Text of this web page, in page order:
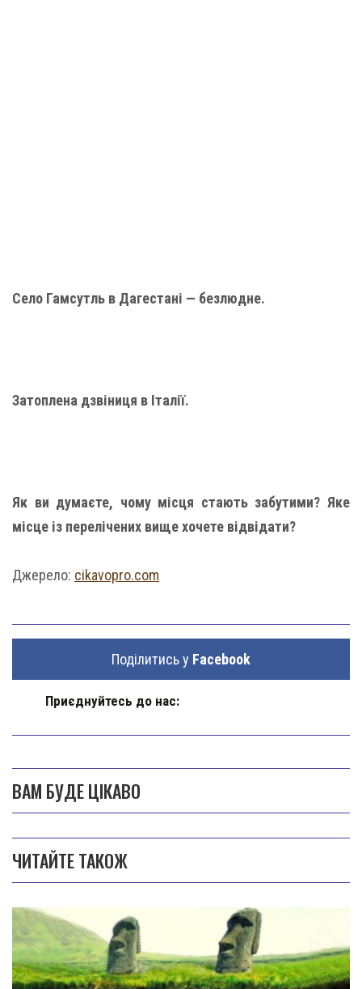
Село Гамсутль в Дагестані — безлюдне.
Затоплена дзвіниця в Італії.
Як ви думаєте, чому місця стають забутими? Яке
місце із перелічених вище хочете відвідати?
Джерело: cikavopro.com
Поділитись у Facebook
Приєднуйтесь до нас:
ВАМ БУДЕ ЦІКАВО
ЧИТАЙТЕ ТАКОЖ